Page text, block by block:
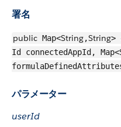
署名
public Map<String,String>
Id connectedAppId, Map<
パラメーター
userId